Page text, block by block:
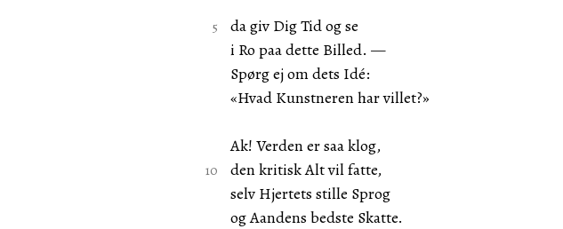
da giv Dig Tid og se
i Ro paa dette Billed. —
Spørg ej om dets Idé:
«Hvad Kunstneren har villet?»
Ak! Verden er saa klog,
den kritisk Alt vil fatte,
selv Hjertets stille Sprog
og Aandens bedste Skatte.